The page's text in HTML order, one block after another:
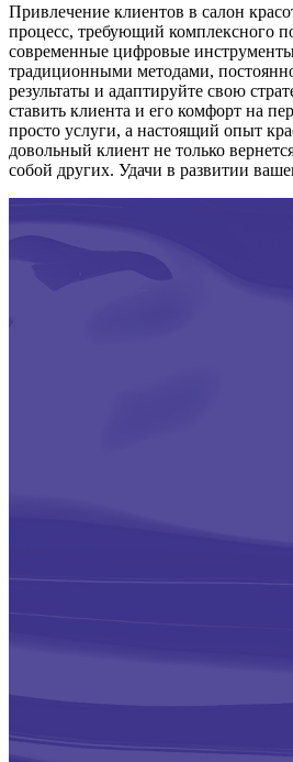
Привлечение клиентов в салон
процесс, требующий комплексного
современные цифровые
традиционными методами,
результаты и адаптируйте свою
ставить клиента и его комфорт на
просто услуги, а настоящий опыт
довольный клиент не только
собой других. Удачи в развитии